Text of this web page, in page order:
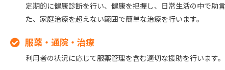
定期的に健康診断を行い、健康を把握し、日常生活の中で助
た、家庭治療を超えない範囲で簡単な治療を行います。
服薬・通院・治療
利用者の状況に応じて服薬管理を含む適切な援助を行います。